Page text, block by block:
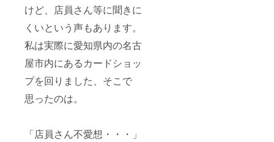
けど、店員さん等に聞きに
くいという声もあります。
私は実際に愛知県内の名古
屋市内にあるカードショッ
プを回りました、そこで
思ったのは。
「店員さん不愛想・・・」